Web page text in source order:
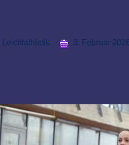
Leichtathletik 3. Februar